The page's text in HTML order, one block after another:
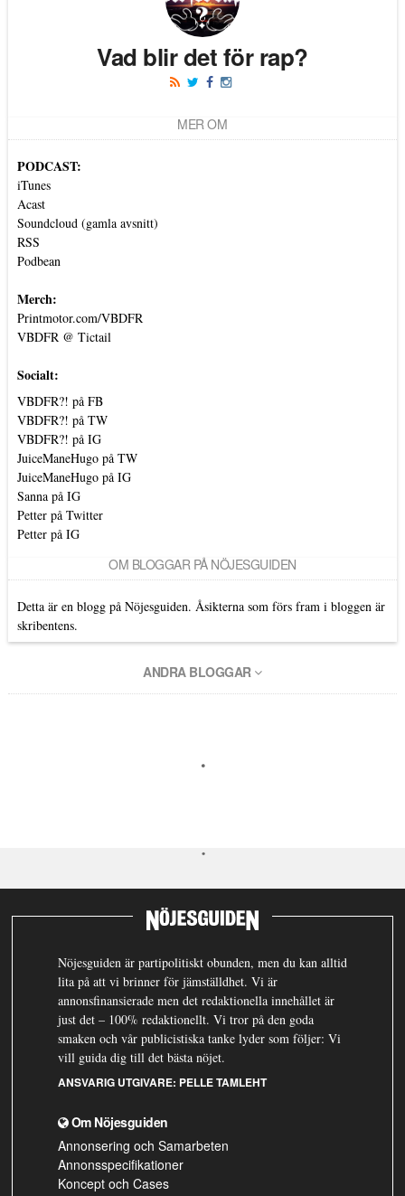
Vad blir det för rap?
MER OM
PODCAST:
iTunes
Acast
Soundcloud (gamla avsnitt)
RSS
Podbean
Merch:
Printmotor.com/VBDFR
VBDFR @ Tictail
Socialt:
VBDFR?! på FB
VBDFR?! på TW
VBDFR?! på IG
JuiceManeHugo på TW
JuiceManeHugo på IG
Sanna på IG
Petter på Twitter
Petter på IG
OM BLOGGAR PÅ NÖJESGUIDEN
Detta är en blogg på Nöjesguiden. Åsikterna som förs fram i bloggen är
skribentens.
ANDRA BLOGGAR
Nöjesguiden är partipolitiskt obunden, men du kan alltid
lita på att vi brinner för jämställdhet. Vi är
annonsfinansierade men det redaktionella innehållet är
just det – 100% redaktionellt. Vi tror på den goda
smaken och vår publicistiska tanke lyder som följer: Vi
vill guida dig till det bästa nöjet.
ANSVARIG UTGIVARE: PELLE TAMLEHT
Om Nöjesguiden
Annonsering och Samarbeten
Annonsspecifikationer
Koncept och Cases